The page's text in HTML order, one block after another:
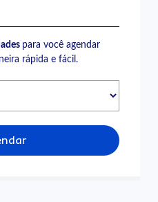
para você agendar
rápida e fácil.